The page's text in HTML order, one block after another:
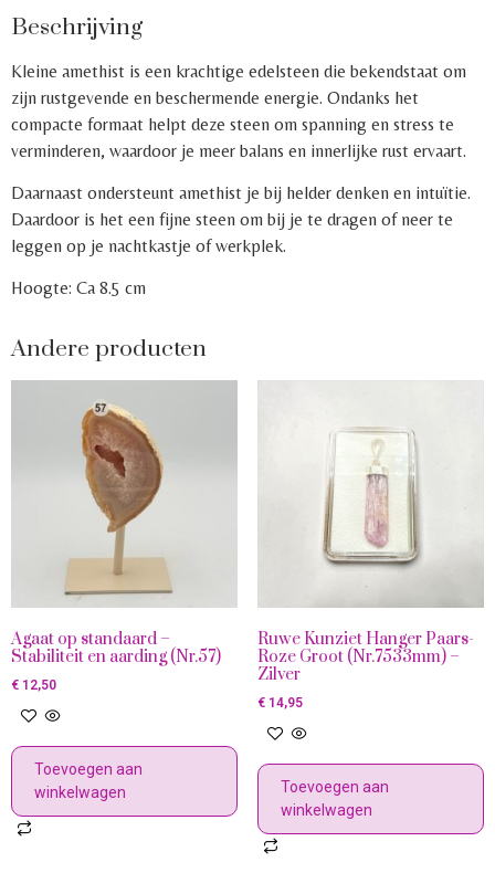
Beschrijving
Kleine amethist is een krachtige edelsteen die bekendstaat om
zijn rustgevende en beschermende energie. Ondanks het
compacte formaat helpt deze steen om spanning en stress te
verminderen, waardoor je meer balans en innerlijke rust ervaart.
Daarnaast ondersteunt amethist je bij helder denken en intuïtie.
Daardoor is het een fijne steen om bij je te dragen of neer te
leggen op je nachtkastje of werkplek.
Hoogte: Ca 8.5 cm
Andere producten
Agaat op standaard –
Stabiliteit en aarding (Nr.57)
€ 12,50
Toevoegen aan
winkelwagen
Ruwe Kunziet Hanger Paars-
Roze Groot (Nr.7533mm) –
Zilver
€14,95
Toevoegen aan
winkelwagen